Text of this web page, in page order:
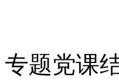
专题党课